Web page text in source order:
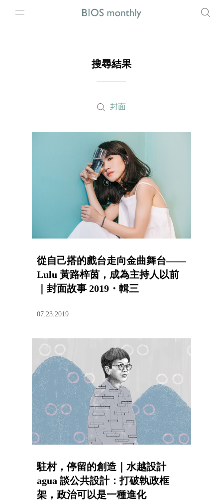
搜尋結果
封面
從自己搭的戲台走向金曲舞台——
Lulu 黃路梓茵，成為主持人以前
｜封面故事 2019・輯三
07.23.2019
駐村，停留的創造｜水越設計
agua 談公共設計：打破執政框
架，政治可以是一種進化